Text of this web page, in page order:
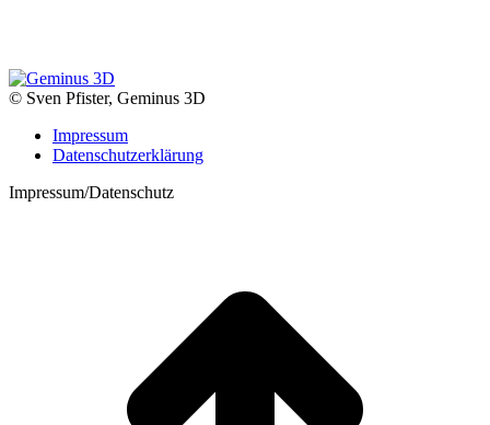
© Sven Pfister, Geminus 3D
Impressum
Datenschutzerklärung
Impressum/Datenschutz